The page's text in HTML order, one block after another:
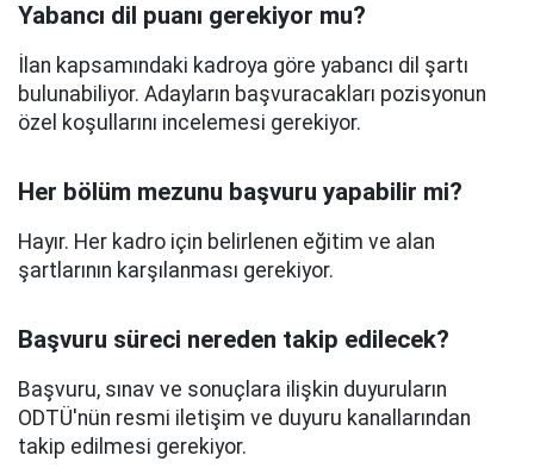
Yabancı dil puanı gerekiyor mu?
İlan kapsamındaki kadroya göre yabancı dil şartı
bulunabiliyor. Adayların başvuracakları pozisyonun
özel koşullarını incelemesi gerekiyor.
Her bölüm mezunu başvuru yapabilir mi?
Hayır. Her kadro için belirlenen eğitim ve alan
şartlarının karşılanması gerekiyor.
Başvuru süreci nereden takip edilecek?
Başvuru, sınav ve sonuçlara ilişkin duyuruların
ODTÜ'nün resmi iletişim ve duyuru kanallarından
takip edilmesi gerekiyor.